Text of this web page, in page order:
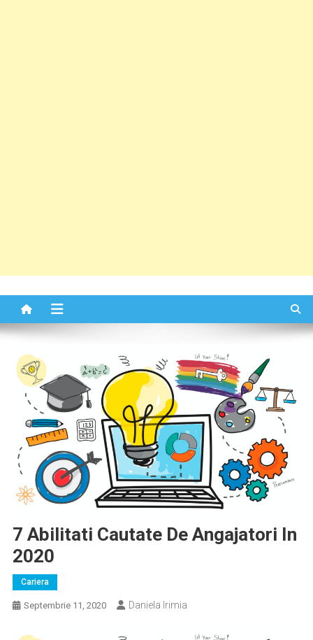
7 Abilitati Cautate De Angajatori In
2020
Cariera
Septembrie 11, 2020 Daniela Irimia